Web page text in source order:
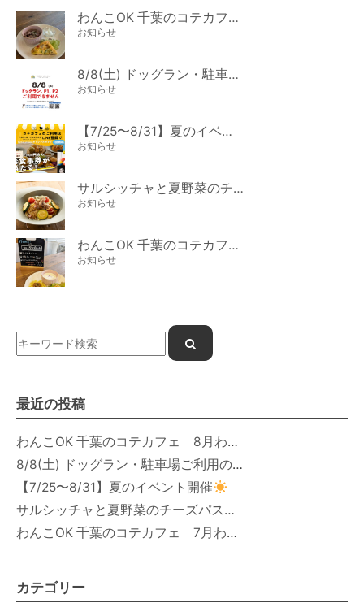
わんこOK 千葉のコテカフェ 8月わんこの日 オートミールdeローストビーフライス
お知らせ
8/8(土) ドッグラン・駐車場ご利用のお知らせ
お知らせ
【7/25〜8/31】夏のイベント開催
お知らせ
サルシッチャと夏野菜のチーズパスタ期間限定新メニュー登場！
お知らせ
わんこOK 千葉のコテカフェ 7月わんこの日 白身魚とカラフルやさいのオムレツ
お知らせ
最近の投稿
わんこOK 千葉のコテカフェ 8月わんこの日 オートミールdeローストビーフライス
8/8(土) ドッグラン・駐車場ご利用のお知らせ
【7/25〜8/31】夏のイベント開催
サルシッチャと夏野菜のチーズパスタ期間限定新メニュー登場！
わんこOK 千葉のコテカフェ 7月わんこの日 白身魚とカラフルやさいのオムレツ
カテゴリー